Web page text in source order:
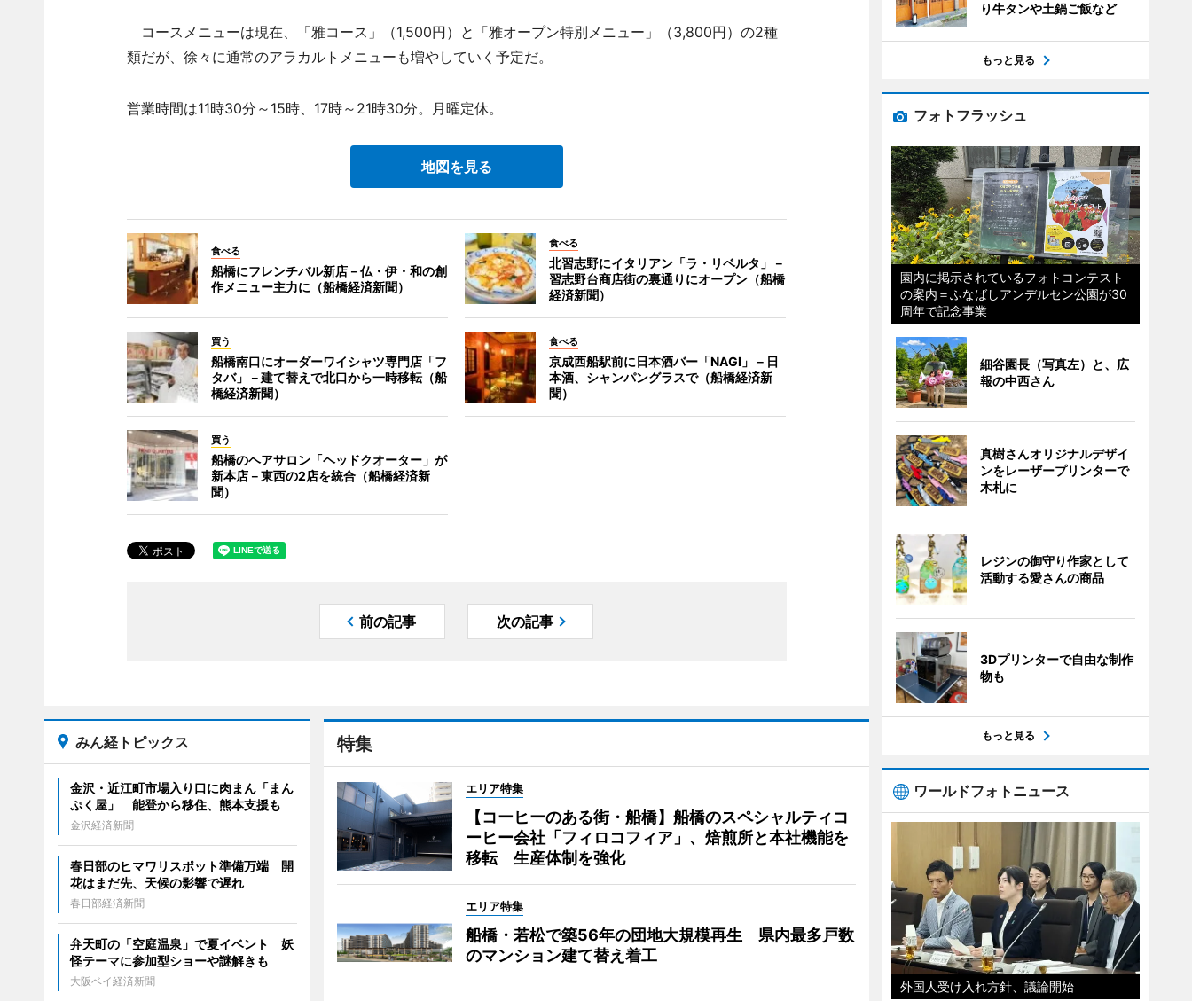
コースメニューは現在、「雅コース」（1,500円）と「雅オープン特別メニュー」（3,800円）の2種
類だが、徐々に通常のアラカルトメニューも増やしていく予定だ。
営業時間は11時30分～15時、17時～21時30分。月曜定休。
地図を見る
食べる
船橋にフレンチバル新店－仏・伊・和の創
作メニュー主力に（船橋経済新聞）
食べる
北習志野にイタリアン「ラ・リベルタ」－
習志野台商店街の裏通りにオープン（船橋
経済新聞）
買う
船橋南口にオーダーワイシャツ専門店「フ
タバ」－建て替えで北口から一時移転（船
橋経済新聞）
食べる
京成西船駅前に日本酒バー「NAGI」－日
本酒、シャンパングラスで（船橋経済新
聞）
買う
船橋のヘアサロン「ヘッドクオーター」が
新本店－東西の2店を統合（船橋経済新
聞）
前の記事 次の記事
特集
エリア特集
【コーヒーのある街・船橋】船橋のスペシャルティコ
ーヒー会社「フィロコフィア」、焙煎所と本社機能を
移転 生産体制を強化
エリア特集
船橋・若松で築56年の団地大規模再生 県内最多戸数
のマンション建て替え着工
みん経トピックス
金沢・近江町市場入り口に肉まん「まん
ぷく屋」 能登から移住、熊本支援も
金沢経済新聞
春日部のヒマワリスポット準備万端 開
花はまだ先、天候の影響で遅れ
春日部経済新聞
弁天町の「空庭温泉」で夏イベント 妖
怪テーマに参加型ショーや謎解きも
大阪ベイ経済新聞
り牛タンや土鍋ご飯など
もっと見る
フォトフラッシュ
園内に掲示されているフォトコンテスト
の案内＝ふなばしアンデルセン公園が30
周年で記念事業
細谷園長（写真左）と、広
報の中西さん
真樹さんオリジナルデザイ
ンをレーザープリンターで
木札に
レジンの御守り作家として
活動する愛さんの商品
3Dプリンターで自由な制作
物も
もっと見る
ワールドフォトニュース
外国人受け入れ方針、議論開始